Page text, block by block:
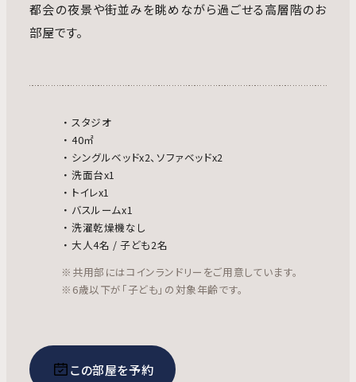
都会の夜景や街並みを眺めながら過ごせる高層階のお
部屋です。
スタジオ
40㎡
シングルベッドx2、ソファベッドx2
洗面台x1
トイレx1
バスルームx1
洗濯乾燥機なし
大人4名 / 子ども2名
※共用部にはコインランドリーをご用意しています。
※6歳以下が「子ども」の対象年齢です。
この部屋を予約